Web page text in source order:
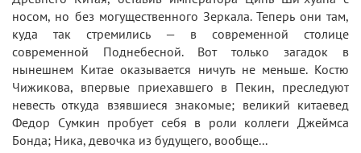
носом, но без могущественного Зеркала. Теперь они там,
куда так стремились — в современной столице
современной Поднебесной. Вот только загадок в
нынешнем Китае оказывается ничуть не меньше. Костю
Чижикова, впервые приехавшего в Пекин, преследуют
невесть откуда взявшиеся знакомые; великий китаевед
Федор Сумкин пробует себя в роли коллеги Джеймса
Бонда; Ника, девочка из будущего, вообще...